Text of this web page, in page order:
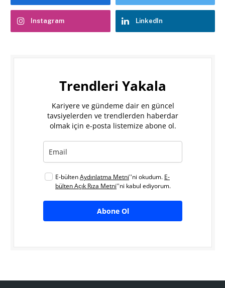
Instagram LinkedIn
Trendleri Yakala
Kariyere ve gündeme dair en güncel
tavsiyelerden ve trendlerden haberdar
olmak için e-posta listemize abone ol.
E-bültenAydınlatma Metni''ni okudum. E-
bülten Açık Rıza Metni''ni kabul ediyorum.
Abone Ol